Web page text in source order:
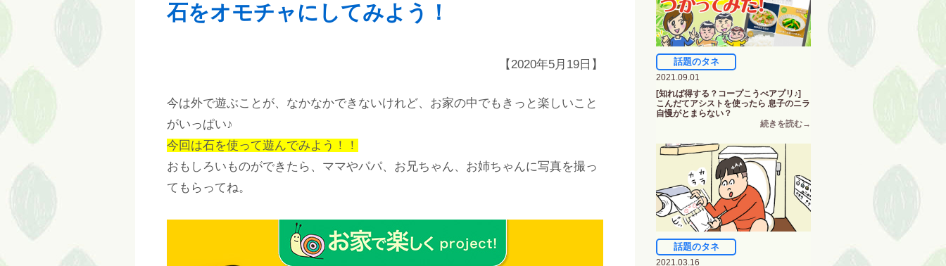
石をオモチャにしてみよう！
【2020年5月19日】
今は外で遊ぶことが、なかなかできないけれど、お家の中でもきっと楽しいこと
がいっぱい♪
今回は石を使って遊んでみよう！！
おもしろいものができたら、ママやパパ、お兄ちゃん、お姉ちゃんに写真を撮っ
てもらってね。
話題のタネ
2021.09.01
[知れば得する？コープこうべアプリ♪]
こんだてアシストを使ったら 息子のニラ
自慢がとまらない？
話題のタネ
2021.03.16